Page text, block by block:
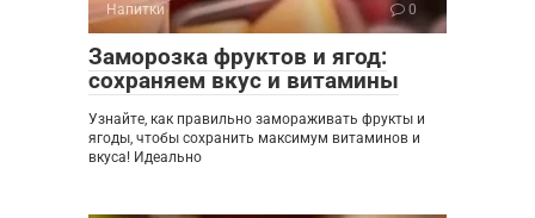
Напитки 0
Заморозка фруктов и ягод:
сохраняем вкус и витамины
Узнайте, как правильно замораживать фрукты и
ягоды, чтобы сохранить максимум витаминов и
вкуса! Идеально